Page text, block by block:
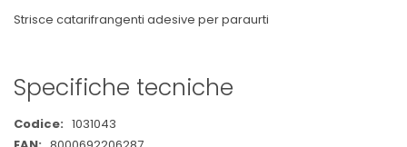
Strisce catarifrangenti adesive per paraurti
Specifiche tecniche
Maggiori
Informazioni
1031043